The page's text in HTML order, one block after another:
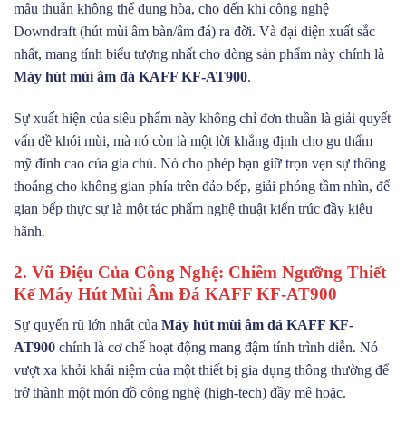
mâu thuẫn không thể dung hòa, cho đến khi công nghệ
Downdraft (hút mùi âm bàn/âm đá) ra đời. Và đại diện xuất sắc
nhất, mang tính biểu tượng nhất cho dòng sản phẩm này chính là
Máy hút mùi âm đá KAFF KF-AT900.
Sự xuất hiện của siêu phẩm này không chỉ đơn thuần là giải quyết
vấn đề khói mùi, mà nó còn là một lời khẳng định cho gu thẩm
mỹ đỉnh cao của gia chủ. Nó cho phép bạn giữ trọn vẹn sự thông
thoáng cho không gian phía trên đảo bếp, giải phóng tầm nhìn, để
gian bếp thực sự là một tác phẩm nghệ thuật kiến trúc đầy kiêu
hãnh.
2. Vũ Điệu Của Công Nghệ: Chiêm Ngưỡng Thiết
Kế Máy Hút Mùi Âm Đá KAFF KF-AT900
Sự quyến rũ lớn nhất của Máy hút mùi âm đá KAFF KF-
AT900 chính là cơ chế hoạt động mang đậm tính trình diễn. Nó
vượt xa khỏi khái niệm của một thiết bị gia dụng thông thường để
trở thành một món đồ công nghệ (high-tech) đầy mê hoặc.